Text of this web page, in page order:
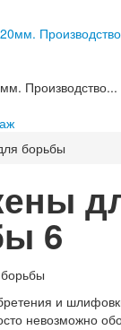
Производство...
борьбы
6
и
невозможно